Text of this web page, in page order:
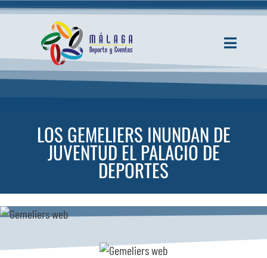
Saltar
Toggle
INICIO
SERVICIOS
LOS GEMELIERS INUNDAN DE
JUVENTUD EL PALACIO DE
DEPORTES